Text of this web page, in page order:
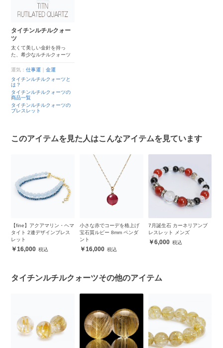
タイチンルチルクォー
ツ
太くて美しい金針を持っ
た、希少なルチルクォーツ
運気：仕事運 ｜金運
タイチンルチルクォーツと
は？
タイチンルチルクォーツの
商品一覧
タイチンルチルクォーツの
ブレスレット
このアイテムを見た人はこんなアイテムを見ています
【fine】アクアマリン・ヘマ
タイト 2連デザインブレス
レット
16,000
小さな赤でコーデを格上げ
宝石質ルビー 8mm ペンダ
ント
16,000
7月誕生石 カーネリアンブ
レスレット メンズ
6,000
タイチンルチルクォーツその他のアイテム